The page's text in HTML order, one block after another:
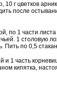
г цветков
после
по 1 части
1 столовую
Пить по 0,5
и 1 часть
кипятка,